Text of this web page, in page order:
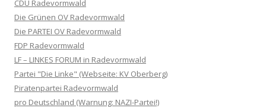
CDU Radevormwald
Die Grünen OV Radevormwald
Die PARTEI OV Radevormwald
FDP Radevormwald
LF – LINKES FORUM in Radevormwald
Partei "Die Linke" (Webseite: KV Oberberg)
Piratenpartei Radevormwald
pro Deutschland (Warnung: NAZI-Partei!)